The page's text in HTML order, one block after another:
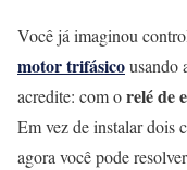
Você já imaginou
motor trifásicousando
acredite: com orelé de
Em vez de instalar dois
agora você pode